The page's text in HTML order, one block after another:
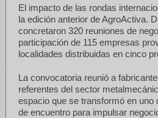
El impacto de las rondas
la edición anterior de AgroActiva.
concretaron 320 reuniones de
participación de 115 empresas
localidades distribuidas en cinco
La convocatoria reunió a
referentes del sector
espacio que se transformó en uno
de encuentro para impulsar